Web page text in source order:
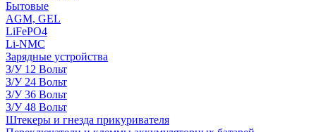
Бытовые
AGM, GEL
LiFePO4
Li-NMC
Зарядные устройства
З/У 12 Вольт
З/У 24 Вольт
З/У 36 Вольт
З/У 48 Вольт
Штекеры и гнезда прикуривателя